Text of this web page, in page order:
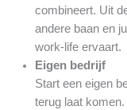
combineert. Uit
andere baan en
work-life ervaart.
Eigen bedrijf
Start een eigen
terug laat